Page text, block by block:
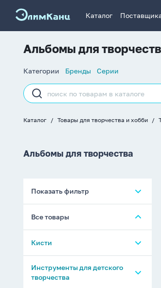
Каталог
Альбомы для
Список
Категории Бренды Серии
Строка
поиска
Каталог Товары для творчества и хобби
Альбомы для творчества
Показать фильтр
Все товары
Кисти
Пеналы для кистей
Инструменты для детского
творчества